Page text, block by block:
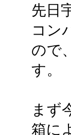
先日
コン
ので
す。
まず
箱に